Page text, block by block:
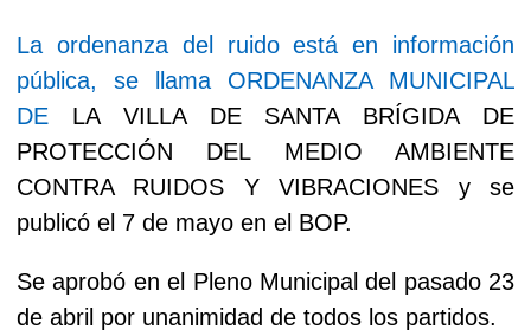
La ordenanza del ruido está en información
pública, se llama ORDENANZA
MUNICIPAL
DE
LA VILLA DE SANTABRÍGIDA
DE
PROTECCIÓN
DEL MEDIO
AMBIENTE
CONTRA
RUIDOS Y
VIBRACIONES y se
publicó el 7 de mayo en el BOP.
Se aprobó en el Pleno Municipal del pasado 23
de abril por unanimidad de todos los partidos.